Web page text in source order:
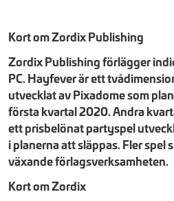
Kort om Zordix Publishing
Zordix Publishing förlägger
PC. Hayfever är ett
utvecklat av Pixadome som
första kvartal 2020. Andra
ett prisbelönat partyspel
i planerna att släppas. Fler spel
växande förlagsverksamheten.
Kort om Zordix